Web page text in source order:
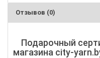
Отзывов (0)
Подарочный
магазина city-